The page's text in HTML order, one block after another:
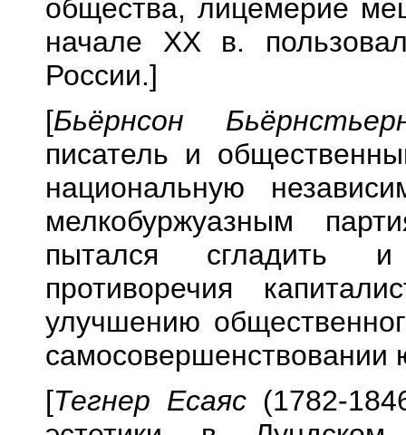
общества, лицемерие
начале XX в.
России.]
[Бьёрнсон
писатель и
национальную
мелкобуржуазным
пытался сгладить
противоречия
улучшению
самосовершенствовании
[Тегнер Есаяс (1782-